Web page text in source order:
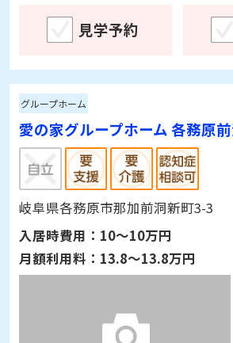
見学予約
グループホーム
愛の家グループホーム 各務原
岐阜県各務原市那加前洞新町3-3
入居時費用： 10～10万円
月額利用料： 13.8～13.8万円